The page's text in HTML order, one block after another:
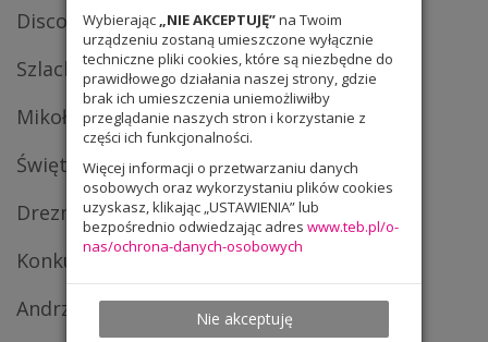
Wybierając „NIE AKCEPTUJĘ”na Twoim
urządzeniu zostaną umieszczone wyłącznie
techniczne pliki cookies, które są niezbędne do
prawidłowego działania naszej strony, gdzie
brak ich umieszczenia uniemożliwiłby
przeglądanie naszych stron i korzystanie z
części ich funkcjonalności.
Więcej informacji o przetwarzaniu danych
osobowych oraz wykorzystaniu plików cookies
uzyskasz, klikając „USTAWIENIA” lub
bezpośrednio odwiedzając adres www.teb.pl/o-
nas/ochrona-danych-osobowych
Nie akceptuję
Disco Walentynki
Szlachetna Paczka
Mikołajki klasowe
Święto dyni
Drezno 2014
Konkurs choinek
Andrzejki